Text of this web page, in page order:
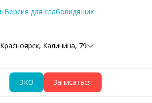
Версия для слабовидящих
Красноярск, Калинина, 79
ЭКО Записаться